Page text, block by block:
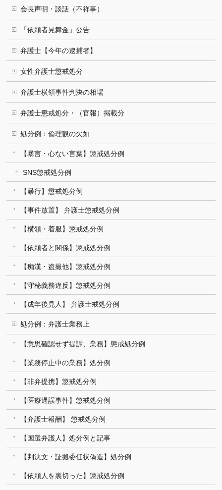
会長声明・談話（不祥事）
「依頼者見舞金」公告
弁護士【今年の逮捕者】
女性弁護士懲戒処分
弁護士横領事件判決の相場
弁護士懲戒処分・（官報）掲載分
処分例：倫理観の欠如
【暴言・心ない言葉】懲戒処分例
SNS懲戒処分例
【暴行】懲戒処分例
【事件放置】 弁護士懲戒処分例
【横領・着服】懲戒処分例
【依頼者と関係】懲戒処分例
【痴漢・盗撮他】懲戒処分例
【守秘義務違反】懲戒処分例
【成年後見人】 弁護士戒処分例
処分例：弁護士業務上
【意思確認せず提訴、業務】懲戒処分例
【業務停止中の業務】処分例
【非弁提携】懲戒処分例
【医療過誤事件】懲戒処分例
【弁護士報酬】 懲戒処分例
【国選弁護人】処分例と記事
【判決文・証拠委任状偽造】処分例
【依頼人を裏切った】懲戒処分例